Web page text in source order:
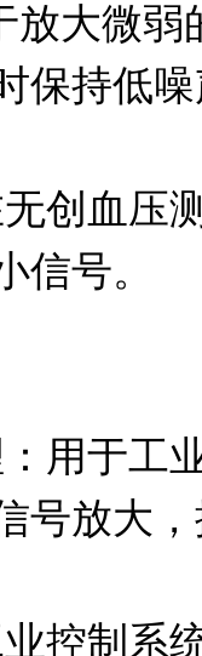
放大微
保持低
信号。
号放大